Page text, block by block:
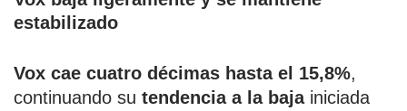
estabilizado
Vox cae cuatro décimas hasta el 15,8%,
continuando su tendencia a la bajainiciada